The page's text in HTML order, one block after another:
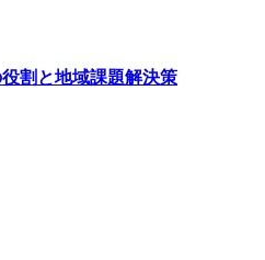
割と地域課題解決策